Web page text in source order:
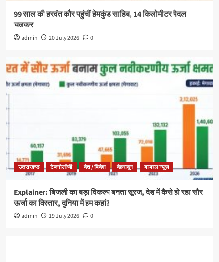
99 साल की हरवंत कौर पहुंचीं हेमकुंड साहिब, 14 किलोमीटर पैदल
चलकर
admin 20 July 2026 0
उत्तराखण्ड टेक्नोलॉजी देश / विदेश देहरादून वायरल न्यूज़
Explainer: बिजली का बड़ा विकल्प बनता सूरज, देश में कैसे हो रहा सौर
ऊर्जा का विस्तार, दुनिया में हम कहां?
admin 19 July 2026 0